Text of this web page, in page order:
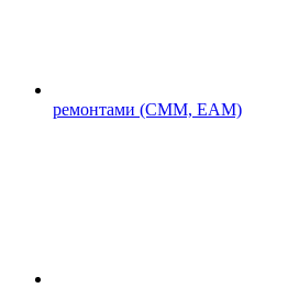
ремонтами (CMM, EAM)